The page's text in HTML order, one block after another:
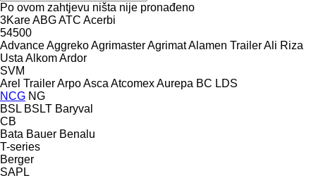
Po ovom zahtjevu ništa nije pronađeno
3KareABGATC Acerbi
54500
AdvanceAggrekoAgrimasterAgrimatAlamen TrailerAli Riza
Usta AlkomArdor
SVM
Arel TrailerArpoAsca AtcomexAurepa BC LDS
NCG NG
BSL BSLT Baryval
CB
Bata Bauer Benalu
T-series
Berger
SAPL